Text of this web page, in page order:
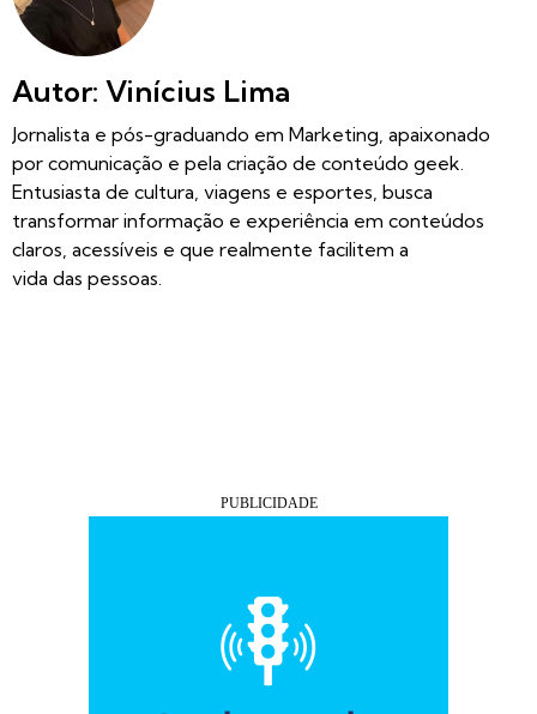
Autor: Vinícius Lima
Jornalista e pós-graduando em Marketing, apaixonado
por comunicação e pela criação de conteúdo geek.
Entusiasta de cultura, viagens e esportes, busca
transformar informação e experiência em conteúdos
claros, acessíveis e que realmente facilitem a
vida das pessoas.